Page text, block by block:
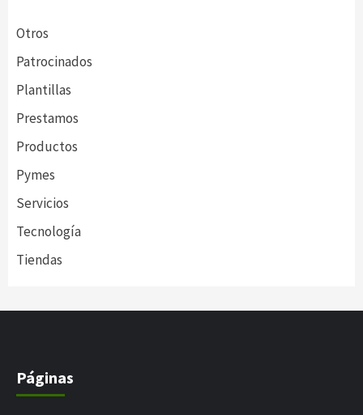
Otros
Patrocinados
Plantillas
Prestamos
Productos
Pymes
Servicios
Tecnología
Tiendas
Páginas